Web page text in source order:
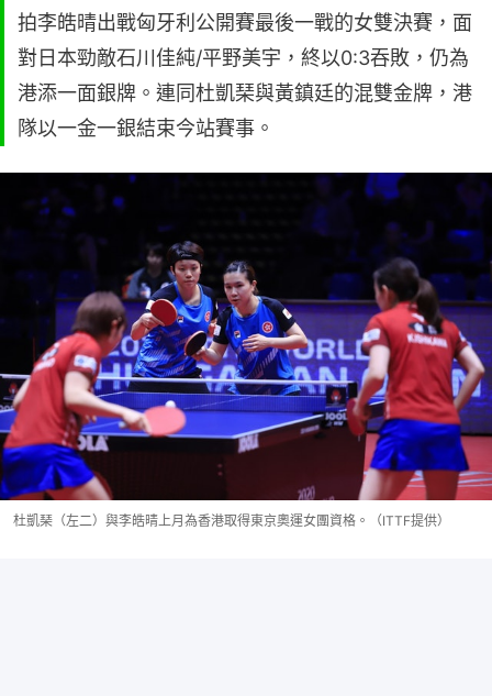
拍李皓晴出戰匈牙利公開賽最後一戰的女雙決賽，面
對日本勁敵石川佳純/平野美宇，終以0:3吞敗，仍為
港添一面銀牌。連同杜凱琹與黃鎮廷的混雙金牌，港
隊以一金一銀結束今站賽事。
杜凱琹（左二）與李皓晴上月為香港取得東京奧運女團資格。（ITTF提供）